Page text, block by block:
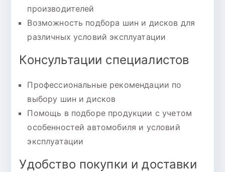
производителей
Возможность подбора шин и дисков для
различных условий эксплуатации
Консультации специалистов
Профессиональные рекомендации по
выбору шин и дисков
Помощь в подборе продукции с учетом
особенностей автомобиля и условий
эксплуатации
Удобство покупки и доставки